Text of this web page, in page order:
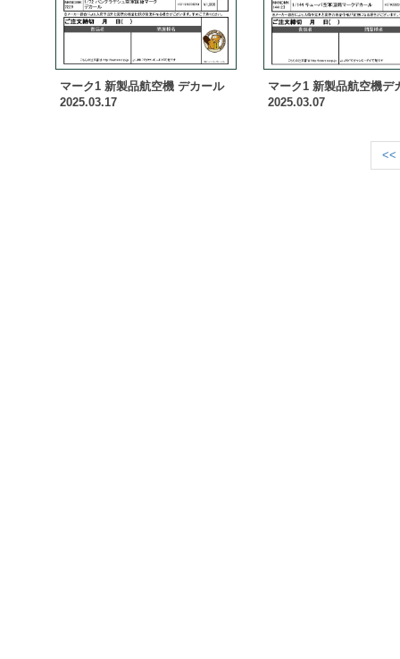
マーク1 新製品航空機 デカール
2025.03.17
マーク1 新製品航空機デ
2025.03.07
<<